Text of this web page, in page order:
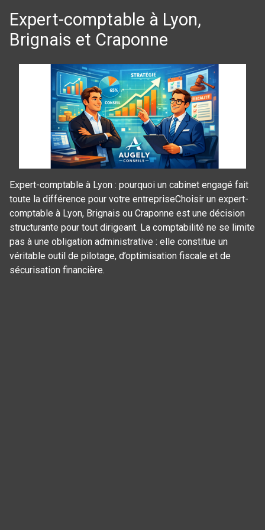
Expert-comptable à Lyon,
Brignais et Craponne
Expert-comptable à Lyon : pourquoi un cabinet engagé fait
toute la différence pour votre entrepriseChoisir un expert-
comptable à Lyon, Brignais ou Craponne est une décision
structurante pour tout dirigeant. La comptabilité ne se limite
pas à une obligation administrative : elle constitue un
véritable outil de pilotage, d’optimisation fiscale et de
sécurisation financière.